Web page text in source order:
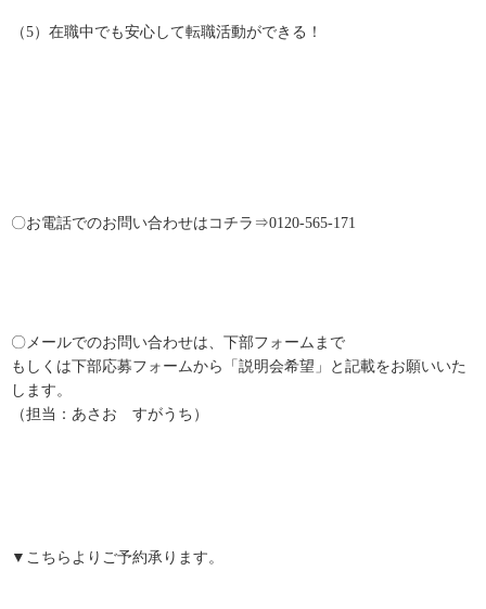
（5）在職中でも安心して転職活動ができる！
〇お電話でのお問い合わせはコチラ⇒0120-565-171
〇メールでのお問い合わせは、下部フォームまで
もしくは下部応募フォームから「説明会希望」と記載をお願いいた
します。
（担当：あさお すがうち）
▼こちらよりご予約承ります。